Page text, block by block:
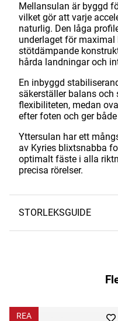
Mellansulan är byggd
vilket gör att varje
naturlig. Den låga
underlaget för maximal
stötdämpande
hårda landningar och
En inbyggd
säkerställer balans
flexibiliteten, medan
efter foten och ger
Yttersulan har ett
av Kyries blixtsnabba
optimalt fäste i alla
precisa rörelser.
STORLEKSGUIDE
REA